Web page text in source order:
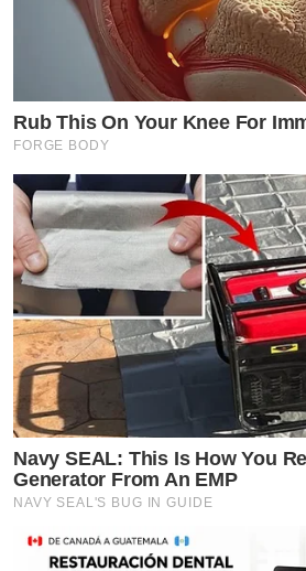
Rub This On Your Knee For
FORGE BODY
Navy SEAL: This Is How You
Generator From An EMP
NAVY SEAL'S BUG IN GUIDE